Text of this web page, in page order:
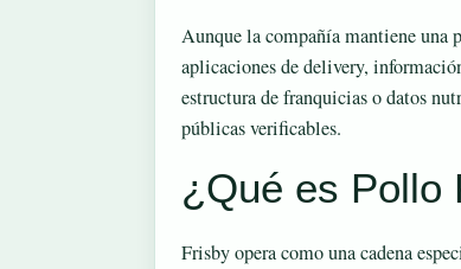
Aunque la compañía mantiene una
aplicaciones de delivery,
estructura de franquicias o datos
públicas verificables.
¿Qué es Pollo
Frisby opera como una cadena